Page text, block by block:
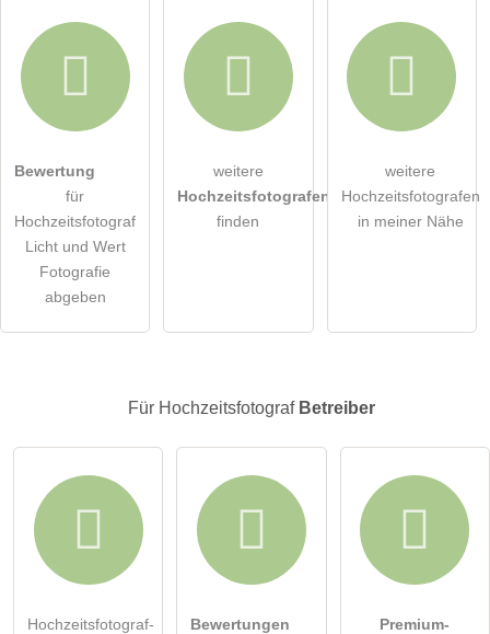
Die Datenschutzerklärung habe ich zur Kenntnis genommen.
öffentliche Frage stellen
Hinweis:Bitte beachten Sie, öffentliche Fragen sind
Besucher sichtbar
.
Bewertung
für
Hochzeitsfotograf
Licht und Wert
Fotografie
abgeben
weitere
Hochzeitsfotografen
finden
weitere
Hochzeitsfotografen
in meiner Nähe
Für Hochzeitsfotograf Betreiber
Hochzeitsfotograf-
Bewertungen
Premium-